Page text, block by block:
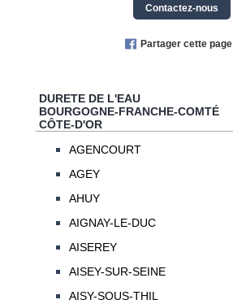
Contactez-nous
Partager cette page
DURETE DE L'EAU
BOURGOGNE-FRANCHE-COMTÉ
CÔTE-D'OR
AGENCOURT
AGEY
AHUY
AIGNAY-LE-DUC
AISEREY
AISEY-SUR-SEINE
AISY-SOUS-THIL